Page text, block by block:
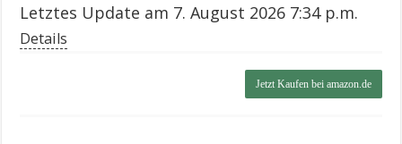
Letztes Update am 7. August 2026 7:34 p.m.
Details
Jetzt Kaufen bei amazon.de